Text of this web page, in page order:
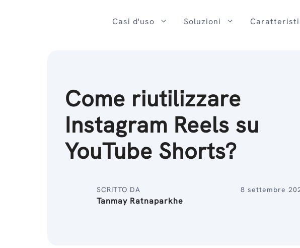
Casi d'uso Soluzioni
Come riutilizzare
Instagram Reels su
YouTube Shorts?
SCRITTO DA
Tanmay Ratnaparkhe
8 settembre